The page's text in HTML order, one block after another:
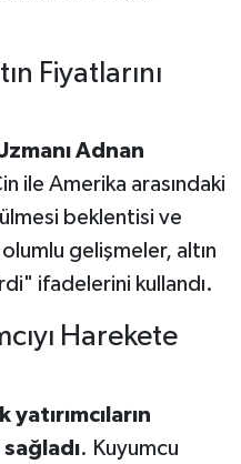
Fiyatlarını
Adnan
ile Amerika arasındaki
beklentisi ve
gelişmeler, altın
ifadelerini kullandı.
Harekete
yatırımcıların
sağladı. Kuyumcu